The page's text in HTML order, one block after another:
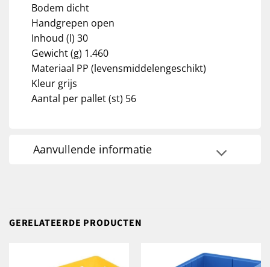
Bodem dicht
Handgrepen open
Inhoud (l) 30
Gewicht (g) 1.460
Materiaal PP (levensmiddelengeschikt)
Kleur grijs
Aantal per pallet (st) 56
Aanvullende informatie
GERELATEERDE PRODUCTEN